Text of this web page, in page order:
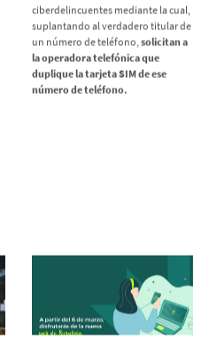
ciberdelincuentes mediante la cual,
suplantando al verdadero titular de
un número de teléfono, solicitan a
la operadora telefónica que
duplique la tarjeta SIM de ese
número de teléfono.